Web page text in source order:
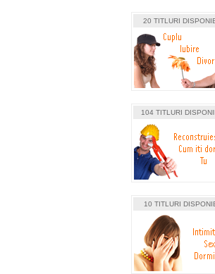
20 TITLURI
104 TITLURI
10 TITLURI